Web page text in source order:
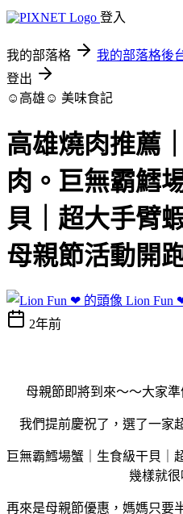
登入
我的部落格 我的部落格後
登出
☺高雄☺ 美味食記
高雄燒肉推薦
肉。巨無霸鱈
貝｜超大手臂
母親節活動開
Lion Fun
2年前
母親節即將到來～～大家
我們提前慶祝了，選了一家
巨無霸鱈場蟹｜生食級干貝｜
幾樣就很
再來是母親節優惠，媽媽只要